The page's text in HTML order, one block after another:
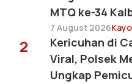
MTQ ke-34
7 August 2026
2
Kericuhan di
Viral, Polsek
Ungkap